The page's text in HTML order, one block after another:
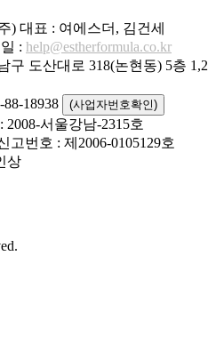
) 대표 : 여에스더, 김건세
: help@estherformula.co.kr
구 도산대로 318(논현동) 5층 1,2
18938
(사업자번호확인)
서울강남-2315호
고번호 : 제2006-0105129호
상